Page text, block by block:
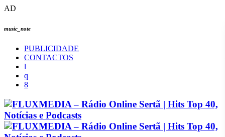
AD
music_note
PUBLICIDADE
CONTACTOS